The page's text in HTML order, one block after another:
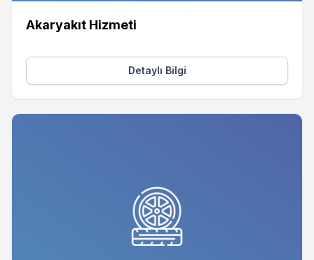
Akaryakıt Hizmeti
Detaylı Bilgi